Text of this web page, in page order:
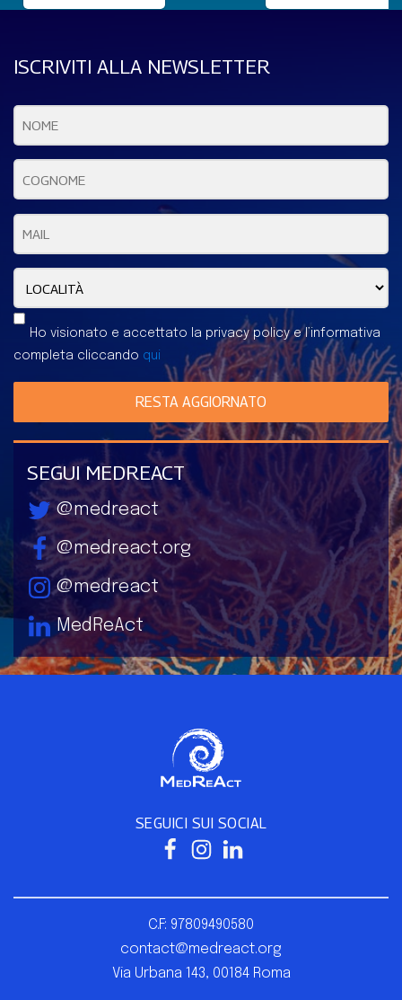
PESCA DISTRUTTIVA
ISCRIVITI ALLA NEWSLETTER
Ho visionato e accettato la privacy policy e l’informativa
completa cliccando qui
RESTA AGGIORNATO
SEGUI MEDREACT
@medreact
@medreact.org
@medreact
MedReAct
SEGUICI SUI SOCIAL
C.F: 97809490580
contact@medreact.org
Via Urbana 143, 00184 Roma